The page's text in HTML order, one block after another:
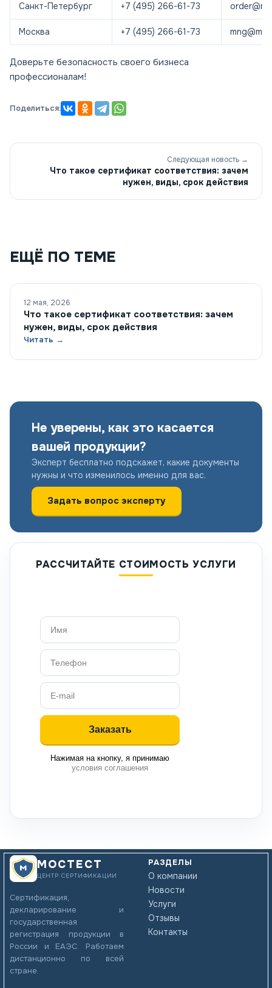
Санкт-Петербург +7 (495) 266-61-73
Москва +7 (495) 266-61-73
Доверьте безопасность своего бизнеса
профессионалам!
Поделиться:
Следующая новость →
Что такое сертификат соответствия: зачем
нужен, виды, срок действия
ЕЩЁ ПО ТЕМЕ
12 мая, 2026
Что такое сертификат соответствия: зачем
нужен, виды, срок действия
Читать →
Не уверены, как это касается
вашей продукции?
Эксперт бесплатно подскажет, какие документы
нужны и что изменилось именно для вас.
Задать вопрос эксперту
РАССЧИТАЙТЕ СТОИМОСТЬ УСЛУГИ
Нажимая на кнопку, я принимаю
условия соглашения
МОСТЕСТ
ЦЕНТР СЕРТИФИКАЦИИ
Сертификация,
декларирование и
государственная
регистрация продукции в
России и ЕАЭС. Работаем
дистанционно по всей
стране.
РАЗДЕЛЫ
О компании
Новости
Услуги
Отзывы
Контакты